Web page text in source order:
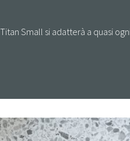
Small si adatterà a quasi